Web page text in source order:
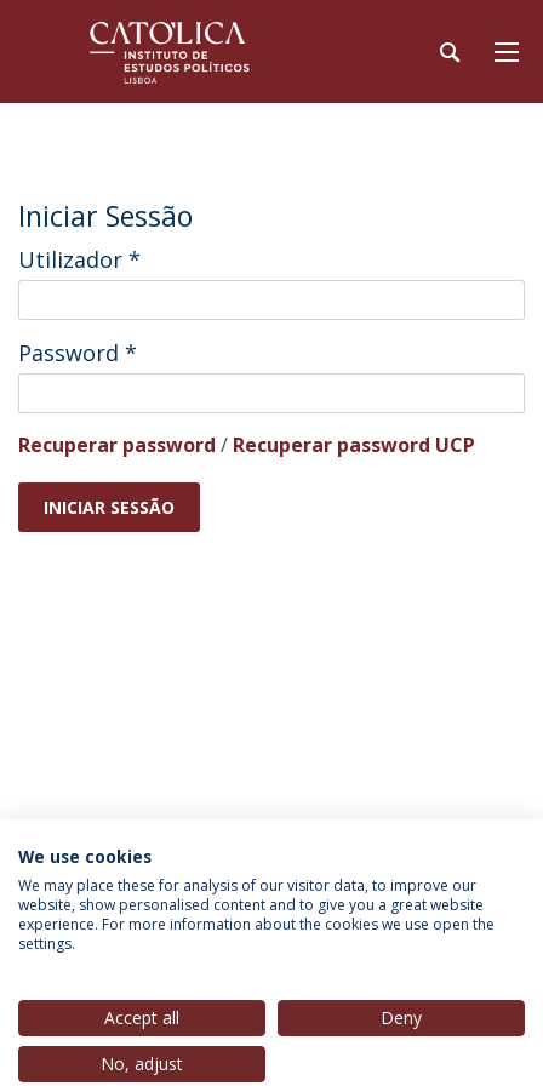
Iniciar Sessão
Utilizador *
Password *
Recuperar password / Recuperar password UCP
INICIAR SESSÃO
INFORMAÇÃO PARA
We use cookies
We may place these for analysis of our visitor data, to improve our
website, show personalised content and to give you a great website
experience. For more information about the cookies we use open the
settings.
Accept all
Deny
No, adjust